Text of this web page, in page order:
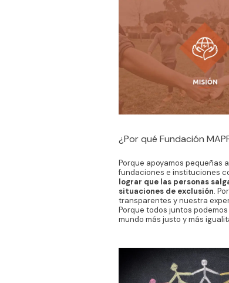
¿Por qué Fundación
Porque apoyamos pequeñas
fundaciones e instituciones
lograr que las personas
situaciones de exclusión.
transparentes y nuestra
Porque todos juntos
mundo más justo y más